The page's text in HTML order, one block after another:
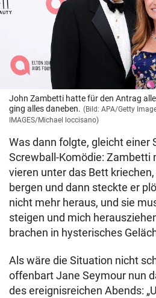
John Zambetti hatte für den Antrag
ging alles daneben. (Bild: APA/Getty
IMAGES/Michael loccisano)
Was dann folgte, gleicht einer
Screwball-Komödie: Zambetti
vieren unter das Bett
bergen und dann steckte er
nicht mehr heraus, und sie
steigen und mich
brachen in hysterisches
Als wäre die Situation nicht
offenbart Jane Seymour nun
des ereignisreichen Abends: